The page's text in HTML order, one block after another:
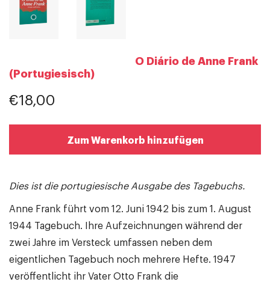
O Diário de Anne Frank
(Portugiesisch)
€18,00
Zum Warenkorb hinzufügen
Dies ist die portugiesische Ausgabe des Tagebuchs.
Anne Frank führt vom 12. Juni 1942 bis zum 1. August
1944 Tagebuch. Ihre Aufzeichnungen während der
zwei Jahre im Versteck umfassen neben dem
eigentlichen Tagebuch noch mehrere Hefte. 1947
veröffentlicht ihr Vater Otto Frank die